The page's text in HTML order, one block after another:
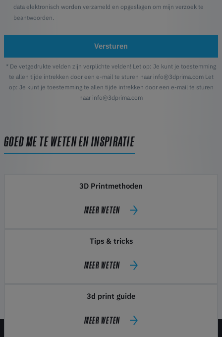
data elektronisch worden verzameld en opgeslagen om mijn verzoek te
beantwoorden.
Versturen
* De vetgedrukte velden zijn verplichte velden! Let op: Je kunt je toestemming
te allen tijde intrekken door een e-mail te sturen naar info@3dprima.com Let
op: Je kunt je toestemming te allen tijde intrekken door een e-mail te sturen
naar info@3dprima.com
GOED ME TE WETEN EN INSPIRATIE
3D Printmethoden
MEER WETEN
Tips & tricks
MEER WETEN
3d print guide
MEER WETEN